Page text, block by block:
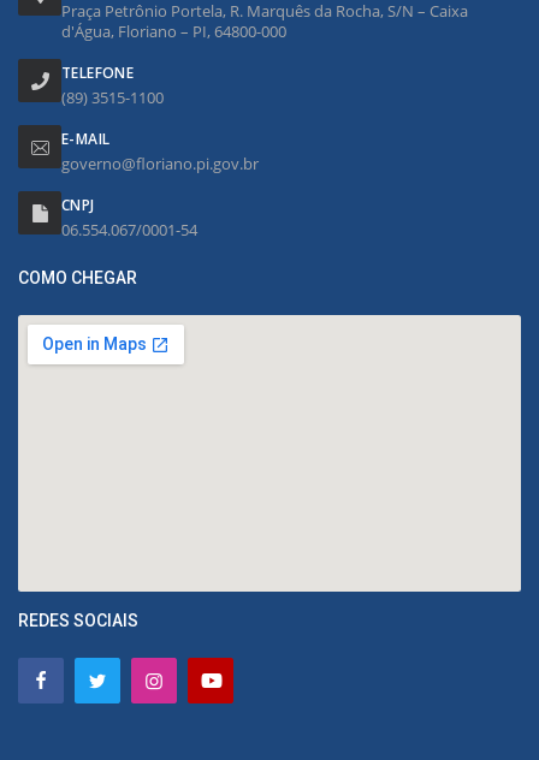
Praça Petrônio Portela, R. Marquês da Rocha, S/N – Caixa
d'Água, Floriano – PI, 64800-000
TELEFONE
(89) 3515-1100
E-MAIL
governo@floriano.pi.gov.br
CNPJ
06.554.067/0001-54
COMO CHEGAR
REDES SOCIAIS